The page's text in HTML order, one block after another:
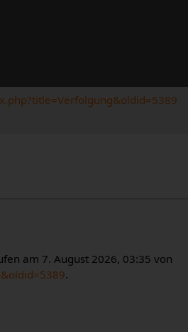
am 7. August 2026, 03:35 von
.